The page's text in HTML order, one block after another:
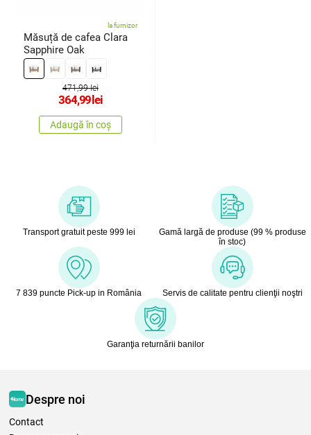
la furnizor
Măsuță de cafea Clara
Sapphire Oak
471,99 lei
364,99lei
Adaugă în coș
Transport gratuit peste 999 lei
Gamă largă de produse (99 % produse
în stoc)
7 839 puncte Pick-up in România Servis de calitate pentru clienţii noştri
Garanţia returnării banilor
Despre noi
Contact